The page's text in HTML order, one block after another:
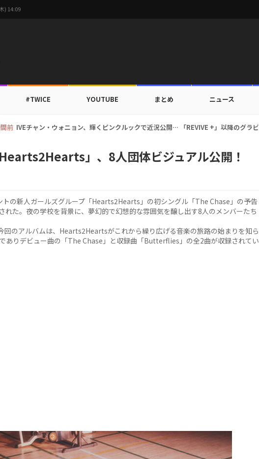
) 14:09
#TWICE YOUTUBE まとめ ニュース
前 MADEINマシロ、強烈な目つき一気に変わったイメージ…ソロへの期待感UP
」、8人団体ビジュアル公開！
トの新人ガールズグループ「Hearts2Hearts」の初シングル「The Chase」の予告
れた。夜の学校を背景に、夢幻的で幻想的な雰囲気を醸し出す8人のメンバーたち
回のアルバムは、Hearts2Heartsがこれから繰り広げる音楽の旅路の始まりを知ら
ありデビュー曲の「The Chase」と収録曲「Butterflies」の全2曲が収録されてい